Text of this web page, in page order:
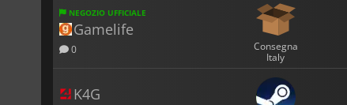
NEGOZIO UFFICIALE
Gamelife
0
Consegna
Italy
K4G